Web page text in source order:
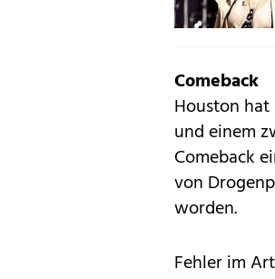
Comeback
Houston
und einem
Comeback
von
worden.
Fehler im